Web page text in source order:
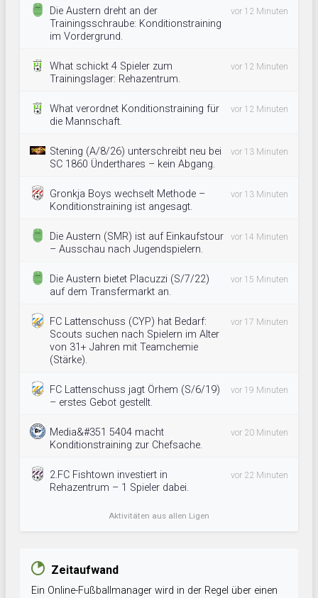
Die Austern dreht an der
Trainingsschraube: Konditionstraining
im Vordergrund.
vor 12 Minuten
What schickt 4 Spieler zum
Trainingslager: Rehazentrum.
vor 12 Minuten
What verordnet Konditionstraining für
die Mannschaft.
vor 12 Minuten
Stening (A/8/26) unterschreibt neu bei
SC 1860 Ünderthares – kein Abgang.
vor 13 Minuten
Gronkja Boys wechselt Methode –
Konditionstraining ist angesagt.
vor 13 Minuten
Die Austern (SMR) ist auf Einkaufstour
– Ausschau nach Jugendspielern.
vor 14 Minuten
Die Austern bietet Placuzzi (S/7/22)
auf dem Transfermarkt an.
vor 15 Minuten
FC Lattenschuss (CYP) hat Bedarf:
Scouts suchen nach Spielern im Alter
von 31+ Jahren mit Teamchemie
(Stärke).
vor 17 Minuten
FC Lattenschuss jagt Örhem (S/6/19)
– erstes Gebot gestellt.
vor 19 Minuten
Media&#351 5404 macht
Konditionstraining zur Chefsache.
vor 20 Minuten
2.FC Fishtown investiert in
Rehazentrum – 1 Spieler dabei.
vor 22 Minuten
Aktivitäten aus allen Ligen
Zeitaufwand
Ein Online-Fußballmanager wird in der Regel über einen